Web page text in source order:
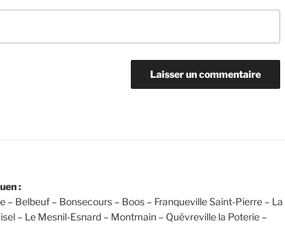
:
– Belbeuf – Bonsecours – Boos – Franqueville Saint-Pierre – La
– Le Mesnil-Esnard – Montmain – Quévreville la Poterie –